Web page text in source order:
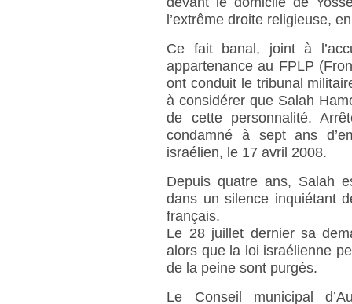
l’extrême droite religieuse,
Ce fait banal, joint à
appartenance au FPLP
ont conduit le tribunal
à considérer que Salah
de cette personnalité.
condamné à sept ans
israélien, le 17 avril 2008.
Depuis quatre ans, Salah
dans un silence inquiétant
français.
Le 28 juillet dernier sa
alors que la loi israélienne
de la peine sont purgés.
Le Conseil municipal